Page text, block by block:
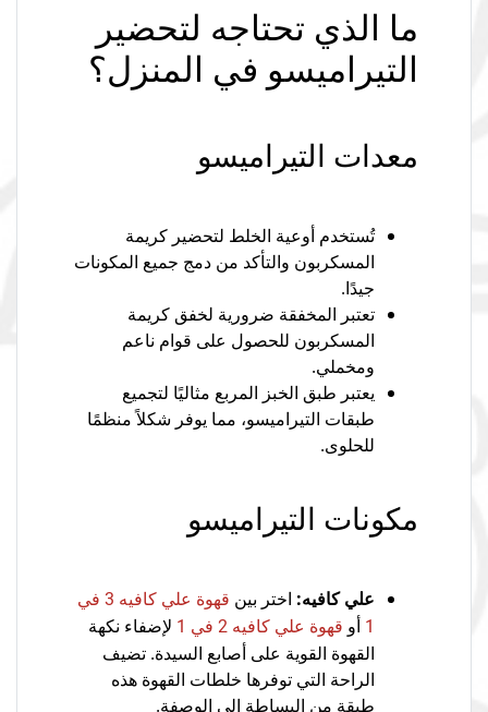
ما الذي تحتاجه لتحضير
التيراميسو في المنزل؟
معدات التيراميسو
تُستخدم أوعية الخلط لتحضير كريمة
المسكربون والتأكد من دمج جميع المكونات
جيدًا.
تعتبر المخفقة ضرورية لخفق كريمة
المسكربون للحصول على قوام ناعم
ومخملي.
يعتبر طبق الخبز المربع مثاليًا لتجميع
طبقات التيراميسو، مما يوفر شكلاً منظمًا
للحلوى.
مكونات التيراميسو
علي كافيه: اختر بين
قهوة علي كافيه 3 في
1 أو قهوة علي كافيه 2 في 1
لإضفاء نكهة
القهوة القوية على أصابع السيدة. تضيف
الراحة التي توفرها خلطات القهوة هذه
طبقة من البساطة إلى الوصفة.